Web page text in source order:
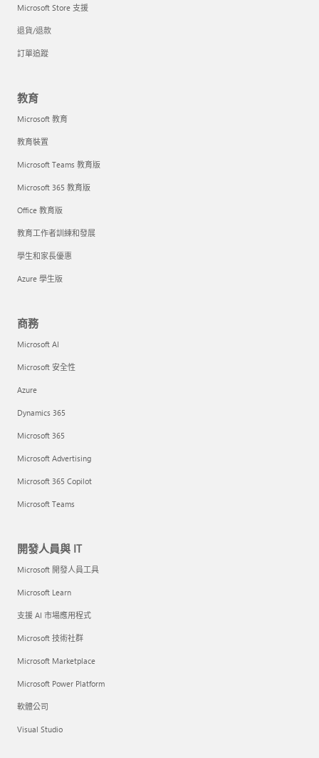
Microsoft Store 支援
退貨/退款
訂單追蹤
教育
Microsoft 教育
教育裝置
Microsoft Teams 教育版
Microsoft 365 教育版
Office 教育版
教育工作者訓練和發展
學生和家長優惠
Azure 學生版
商務
Microsoft AI
Microsoft 安全性
Azure
Dynamics 365
Microsoft 365
Microsoft Advertising
Microsoft 365 Copilot
Microsoft Teams
開發人員與 IT
Microsoft 開發人員工具
Microsoft Learn
支援 AI 市場應用程式
Microsoft 技術社群
Microsoft Marketplace
Microsoft Power Platform
軟體公司
Visual Studio